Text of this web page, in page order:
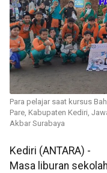
Para pelajar saat kursus
Pare, Kabupaten Kediri,
Akbar Surabaya
Kediri (ANTARA) -
Masa liburan